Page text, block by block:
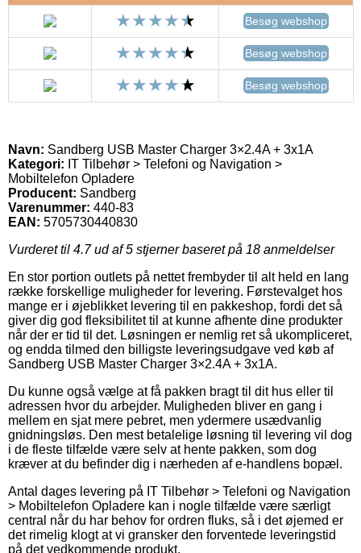
Besøg webshop
Besøg webshop
Besøg webshop
Navn: Sandberg USB Master Charger 3×2.4A + 3x1A
Kategori: IT Tilbehør > Telefoni og Navigation >
Mobiltelefon Opladere
Producent: Sandberg
Varenummer: 440-83
EAN: 5705730440830
Vurderet til 4.7ud af 5 stjerner baseret på 18 anmeldelser
En stor portion outlets på nettet frembyder til alt held en lang
række forskellige muligheder for levering. Førstevalget hos
mange er i øjeblikket levering til en pakkeshop, fordi det så
giver dig god fleksibilitet til at kunne afhente dine produkter
når der er tid til det. Løsningen er nemlig ret så ukompliceret,
og endda tilmed den billigste leveringsudgave ved køb af
Sandberg USB Master Charger 3×2.4A + 3x1A.
Du kunne også vælge at få pakken bragt til dit hus eller til
adressen hvor du arbejder. Muligheden bliver en gang i
mellem en sjat mere pebret, men ydermere usædvanlig
gnidningsløs. Den mest betalelige løsning til levering vil dog
i de fleste tilfælde være selv at hente pakken, som dog
kræver at du befinder dig i nærheden af e-handlens bopæl.
Antal dages levering på IT Tilbehør > Telefoni og Navigation
> Mobiltelefon Opladere kan i nogle tilfælde være særligt
central når du har behov for ordren fluks, så i det øjemed er
det rimelig klogt at vi gransker den forventede leveringstid
på det vedkommende produkt.